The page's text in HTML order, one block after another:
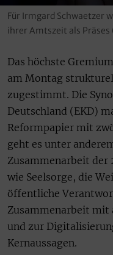
Für Irmgard Schwaetzer
ihrer Amtszeit als
Das höchste
am Montag
zugestimmt. Die
Deutschland (EKD)
Reformpapier mit
geht es unter
Zusammenarbeit der
wie Seelsorge, die
öffentliche
Zusammenarbeit mit
und zur
Kernaussagen.